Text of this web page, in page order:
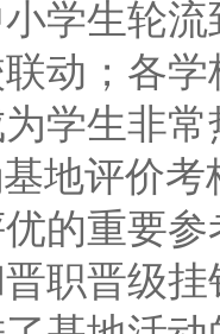
学生轮
动；各
学生非
地评价
的重要
职晋级